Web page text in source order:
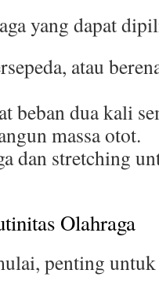
yang dapat
atau
beban dua kali
massa otot.
dan stretching
Olahraga
penting